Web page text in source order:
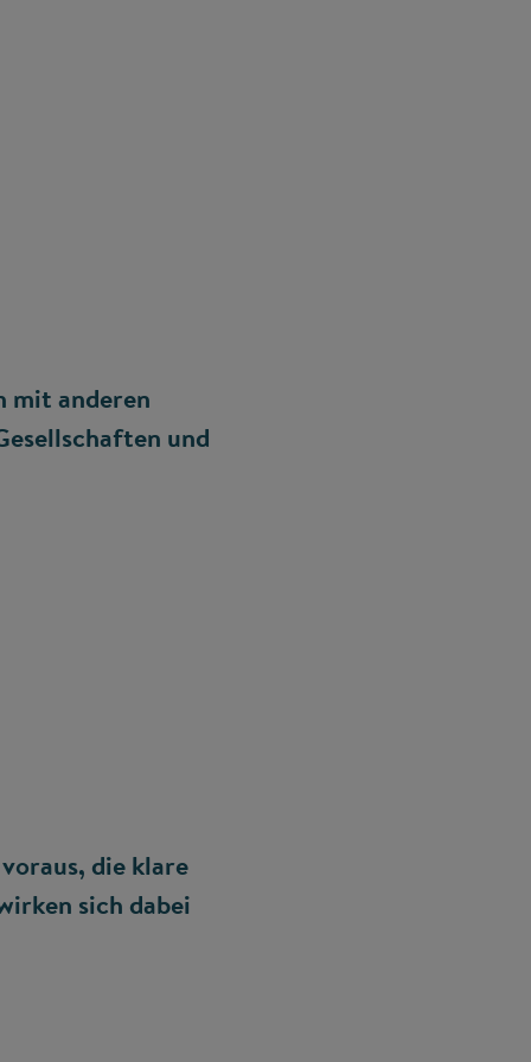
mit anderen
und
die klare
sich dabei